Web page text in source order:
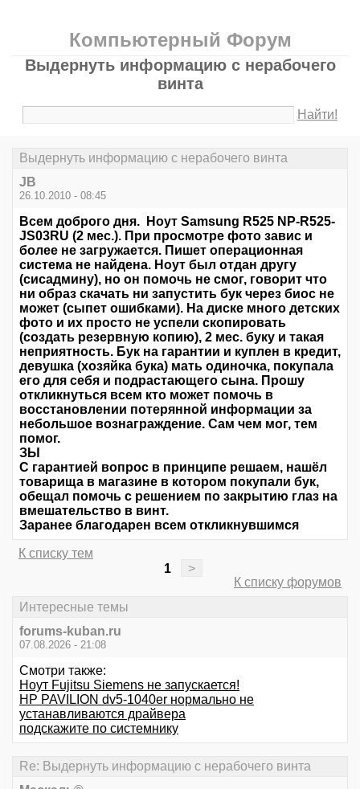
Компьютерный Форум
Выдернуть информацию с нерабочего
винта
Найти!
Выдернуть информацию с нерабочего винта
JB
26.10.2010 - 08:45
Всем доброго дня. Ноут Samsung R525 NP-R525-
JS03RU (2 мес.). При просмотре фото завис и
более не загружается. Пишет операционная
система не найдена. Ноут был отдан другу
(сисадмину), но он помочь не смог, говорит что
ни образ скачать ни запустить бук через биос не
может (сыпет ошибками). На диске много детских
фото и их просто не успели скопировать
(создать резервную копию), 2 мес. буку и такая
неприятность. Бук на гарантии и куплен в кредит,
девушка (хозяйка бука) мать одиночка, покупала
его для себя и подрастающего сына. Прошу
откликнуться всем кто может помочь в
восстановлении потерянной информации за
небольшое вознаграждение. Сам чем мог, тем
помог.
ЗЫ
С гарантией вопрос в принципе решаем, нашёл
товарища в магазине в котором покупали бук,
обещал помочь с решением по закрытию глаз на
вмешательство в винт.
Заранее благодарен всем откликнувшимся
К списку тем
1
>
К списку форумов
Интересные темы
forums-kuban.ru
07.08.2026 - 21:08
Смотри также:
Ноут Fujitsu Siemens не запускается!
HP PAVILION dv5-1040er нормально не
устанавливаются драйвера
подскажите по системнику
Re: Выдернуть информацию с нерабочего винта